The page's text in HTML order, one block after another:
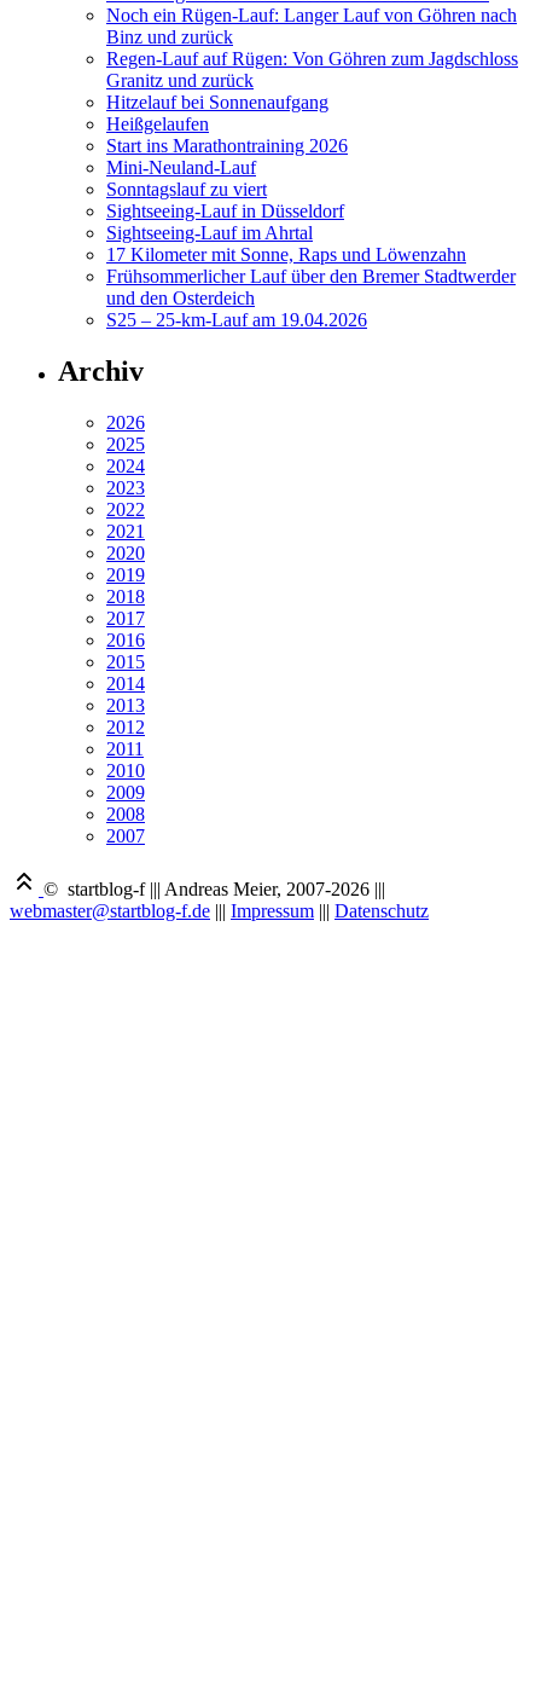
Noch ein Rügen-Lauf: Langer Lauf von Göhren nach
Binz und zurück
Regen-Lauf auf Rügen: Von Göhren zum Jagdschloss
Granitz und zurück
Hitzelauf bei Sonnenaufgang
Heißgelaufen
Start ins Marathontraining 2026
Mini-Neuland-Lauf
Sonntagslauf zu viert
Sightseeing-Lauf in Düsseldorf
Sightseeing-Lauf im Ahrtal
17 Kilometer mit Sonne, Raps und Löwenzahn
Frühsommerlicher Lauf über den Bremer Stadtwerder
und den Osterdeich
S25 – 25-km-Lauf am 19.04.2026
Archiv
2026
2025
2024
2023
2022
2021
2020
2019
2018
2017
2016
2015
2014
2013
2012
2011
2010
2009
2008
2007
© startblog-f ||| Andreas Meier, 2007-2026 |||
webmaster@startblog-f.de ||| Impressum ||| Datenschutz